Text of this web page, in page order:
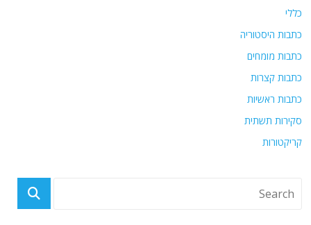
כללי
כתבות היסטוריה
כתבות מומחים
כתבות קצרות
כתבות ראשיות
סקירות תשתית
קריקטורות